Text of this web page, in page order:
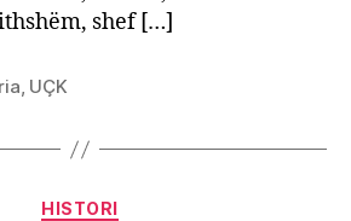
shef […]
, UÇK
Categories
HISTORI